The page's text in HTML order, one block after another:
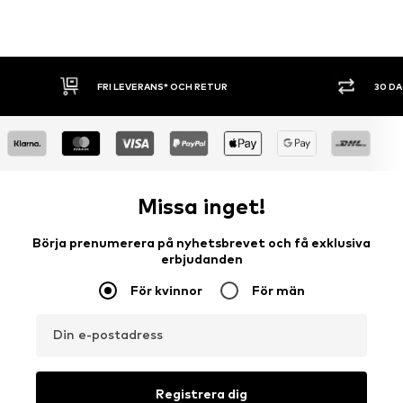
FRI LEVERANS* OCH RETUR 30
Missa inget!
Börja prenumerera på nyhetsbrevet och få exklusiva
erbjudanden
För kvinnor För män
Din e-postadress
Registrera dig